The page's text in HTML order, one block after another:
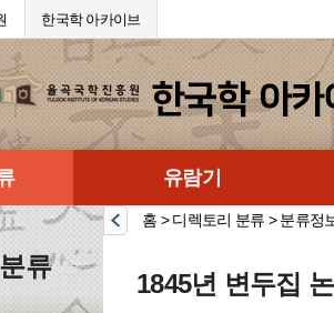
한국학 아카이브
유람기
류
홈 > 디렉토리 분류 > 분류정
1845년 변두집